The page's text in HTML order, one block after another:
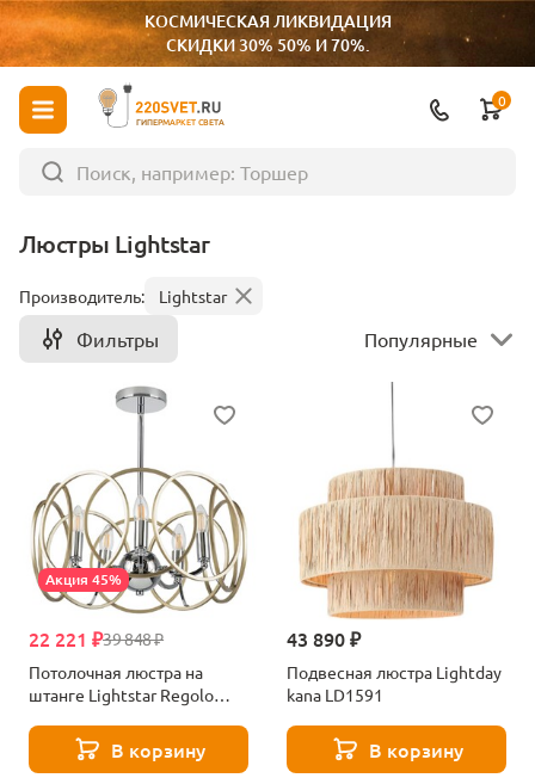
КОСМИЧЕСКАЯ ЛИКВИДАЦИЯ
СКИДКИ 30% 50% И 70%.
ГИПЕРМАРКЕТ СВЕТА
0
Люстры Lightstar
Производитель: Lightstar
Фильтры Популярные
Акция 45%
39 848 ₽
22 221 ₽
Потолочная люстра на
штанге Lightstar Regolo
В корзину
43 890 ₽
Подвесная люстра Lightday
kana LD1591
В корзину